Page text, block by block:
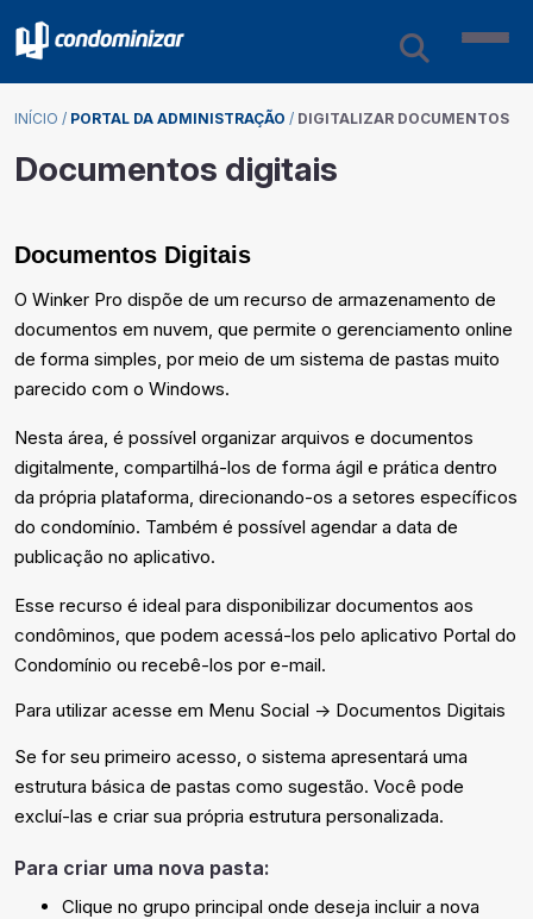
INÍCIO / PORTAL DA ADMINISTRAÇÃO / DIGITALIZAR DOCUMENTOS
Documentos digitais
Documentos Digitais
O Winker Pro dispõe de um recurso de armazenamento de
documentos em nuvem, que permite o gerenciamento online
de forma simples, por meio de um sistema de pastas muito
parecido com o Windows.
Nesta área, é possível organizar arquivos e documentos
digitalmente, compartilhá-los de forma ágil e prática dentro
da própria plataforma, direcionando-os a setores específicos
do condomínio. Também é possível agendar a data de
publicação no aplicativo.
Esse recurso é ideal para disponibilizar documentos aos
condôminos, que podem acessá-los pelo aplicativo Portal do
Condomínio ou recebê-los por e-mail.
Para utilizar acesse em Menu Social -> Documentos Digitais
Se for seu primeiro acesso, o sistema apresentará uma
estrutura básica de pastas como sugestão. Você pode
excluí-las e criar sua própria estrutura personalizada.
Para criar uma nova pasta:
Clique no grupo principal onde deseja incluir a nova